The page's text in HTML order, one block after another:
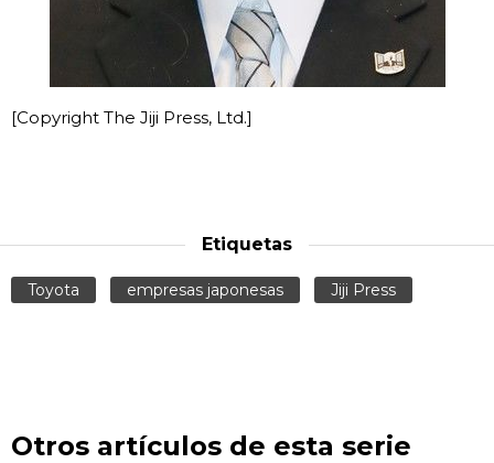
[Copyright The Jiji Press, Ltd.]
Etiquetas
Toyota empresas japonesas Jiji Press
Otros artículos de esta serie